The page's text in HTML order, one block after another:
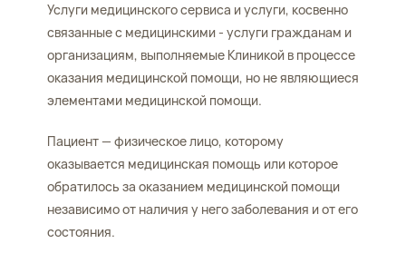
Услуги медицинского сервиса и услуги, косвенно
связанные с медицинскими - услуги гражданам и
организациям, выполняемые Клиникой в процессе
оказания медицинской помощи, но не являющиеся
элементами медицинской помощи.
Пациент — физическое лицо, которому
оказывается медицинская помощь или которое
обратилось за оказанием медицинской помощи
независимо от наличия у него заболевания и от его
состояния.